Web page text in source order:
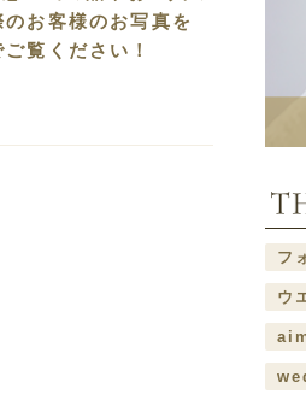
お客様のお写真を
覧ください！
フ
ウ